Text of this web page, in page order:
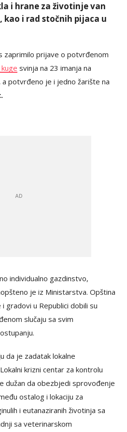
i hrane za životinje van
kao i rad stočnih pijaca u
zaprimilo prijave o potvrđenom
svinja na 23 imanja na
a potvrđeno je i jedno žarište na
individualno gazdinstvo,
je iz Ministarstva. Opština
gradovi u Republici dobili su
slučaju sa svim
da je zadatak lokalne
krizni centar za kontrolu
dužan da obezbjedi sprovođenje
ostalog i lokaciju za
i eutanaziranih životinja sa
sa veterinarskom